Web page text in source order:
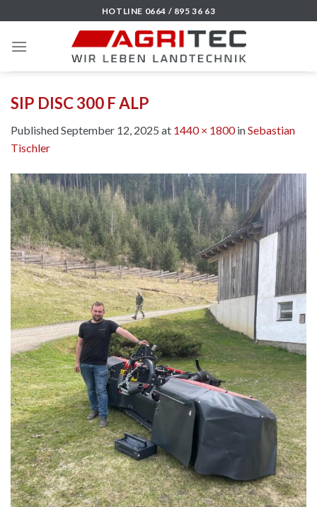
to
content
HOTLINE 0664 / 895 36 63
SIP DISC 300 F ALP
PublishedSeptember 12, 2025 at 1440 × 1800inSebastian
Tischler